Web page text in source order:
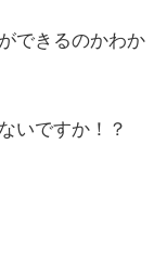
できるのかわか
いですか！？